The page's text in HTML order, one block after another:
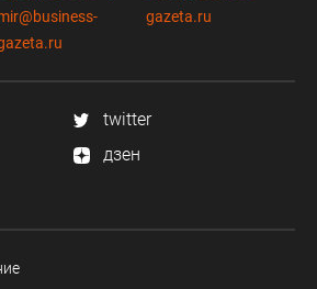
gazeta.ru
twitter
дзен